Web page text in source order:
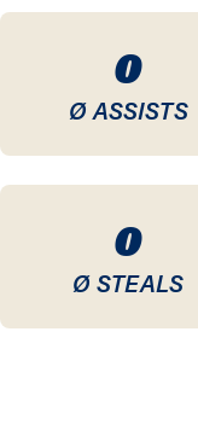
0
Ø ASSISTS
0
Ø STEALS